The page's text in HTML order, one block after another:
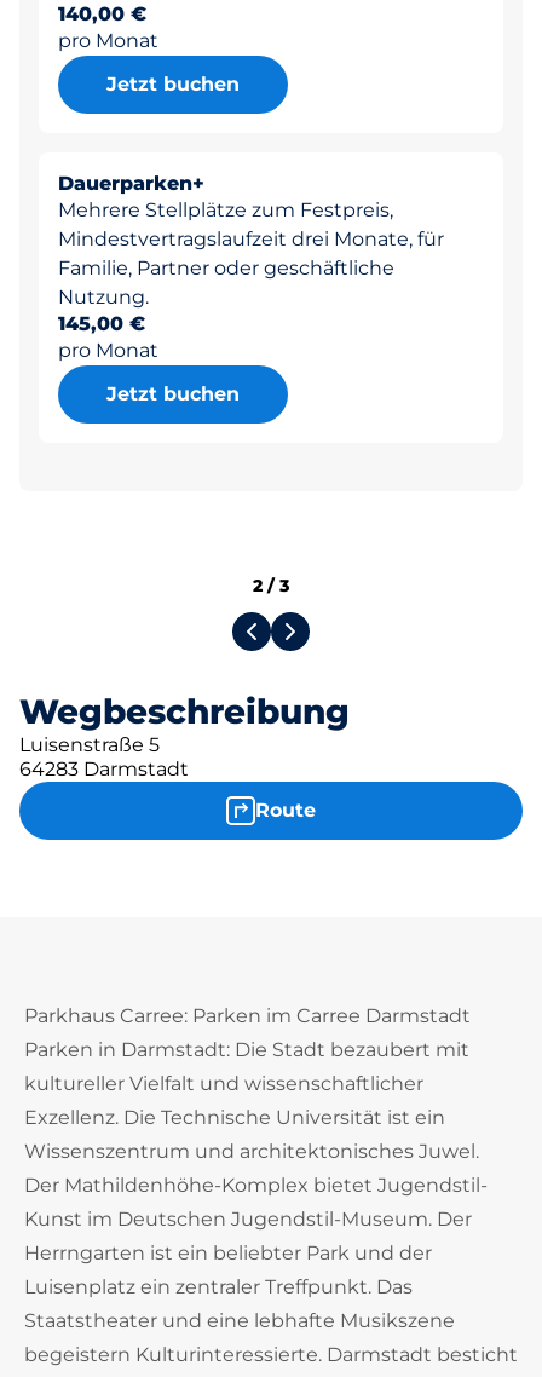
140,00 €
pro Monat
Jetzt buchen
Dauerparken+
Mehrere Stellplätze zum Festpreis,
Mindestvertragslaufzeit drei Monate, für
Familie, Partner oder geschäftliche
Nutzung.
145,00 €
pro Monat
Jetzt buchen
Wegbeschreibung
Luisenstraße 5
64283 Darmstadt
Route
2 /3
Parkhaus Carree: Parken im Carree Darmstadt
Parken in Darmstadt: Die Stadt bezaubert mit
kultureller Vielfalt und wissenschaftlicher
Exzellenz. Die Technische Universität ist ein
Wissenszentrum und architektonisches Juwel.
Der Mathildenhöhe-Komplex bietet Jugendstil-
Kunst im Deutschen Jugendstil-Museum. Der
Herrngarten ist ein beliebter Park und der
Luisenplatz ein zentraler Treffpunkt. Das
Staatstheater und eine lebhafte Musikszene
begeistern Kulturinteressierte. Darmstadt besticht